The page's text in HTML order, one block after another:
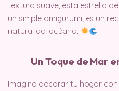
textura suave, esta estrella
un simple amigurumi; es un
natural del océano.
Un Toque de Mar
Imagina decorar tu hogar con